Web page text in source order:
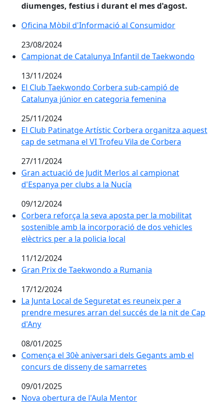
diumenges, festius i durant el mes d'agost.
Oficina Mòbil d'Informació al Consumidor
Oficina Mòbil d'Informació al Consumidor
23/08/2024
Campionat de Catalunya Infantil de Taekwondo
Campionat de Catalunya Infantil de Taekwondo
13/11/2024
El Club Taekwondo Corbera sub-campió de
El Club Taekwondo Corbera sub-campió de
Catalunya júnior en categoria femenina
25/11/2024
El Club Patinatge Artístic Corbera organitza aquest
El Club Patinatge Artístic Corbera organitza aquest
cap de setmana el VI Trofeu Vila de Corbera
27/11/2024
Gran actuació de Judit Merlos al campionat
Gran actuació de Judit Merlos al campionat
d'Espanya per clubs a la Nucía
09/12/2024
Corbera reforça la seva aposta per la mobilitat
Corbera reforça la seva aposta per la mobilitat
sostenible amb la incorporació de dos vehicles
elèctrics per a la policia local
11/12/2024
Gran Prix de Taekwondo a Rumania
Gran Prix de Taekwondo a Rumania
17/12/2024
La Junta Local de Seguretat es reuneix per a
La Junta Local de Seguretat es reuneix per a
prendre mesures arran del succés de la nit de Cap
d'Any
08/01/2025
Comença el 30è aniversari dels Gegants amb el
Comença el 30è aniversari dels Gegants amb el
concurs de disseny de samarretes
09/01/2025
Nova obertura de l'Aula Mentor
Nova obertura de l'Aula Mentor